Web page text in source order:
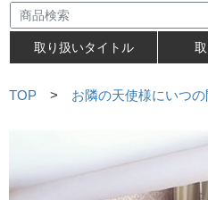
取り扱いタイトル
TOP > お隣の天使様にいつ